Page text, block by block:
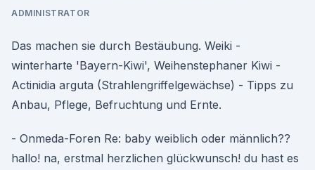
ADMINISTRATOR
Das machen sie durch Bestäubung. Weiki -
winterharte 'Bayern-Kiwi', Weihenstephaner Kiwi -
Actinidia arguta (Strahlengriffelgewächse) - Tipps zu
Anbau, Pflege, Befruchtung und Ernte.
- Onmeda-Foren Re: baby weiblich oder männlich??
hallo! na, erstmal herzlichen glückwunsch! du hast es